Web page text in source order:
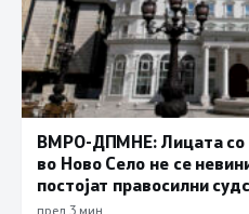
ВМРО-ДПМНЕ: Лицата со
во Ново Село не се
постојат правосилни
дела
пред 3 мин.